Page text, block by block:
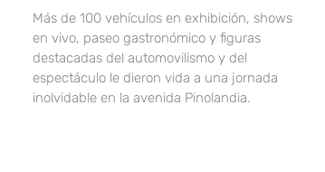
Más de 100 vehículos en exhibición, shows
en vivo, paseo gastronómico y figuras
destacadas del automovilismo y del
espectáculo le dieron vida a una jornada
inolvidable en la avenida Pinolandia.